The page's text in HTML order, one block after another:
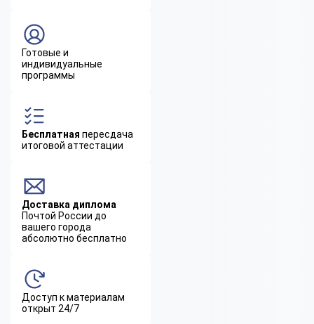
Готовые и
индивидуальные
программы
Бесплатная пересдача
итоговой аттестации
Доставка диплома
Почтой России до
вашего города
абсолютно бесплатно
Доступ к материалам
открыт 24/7